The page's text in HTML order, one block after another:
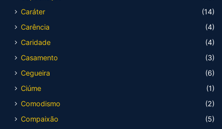
Caráter
(14)
Carência
(4)
Caridade
(4)
Casamento
(3)
Cegueira
(6)
Ciúme
(1)
Comodismo
(2)
Compaixão
(5)